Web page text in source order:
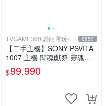
TVGAME360 恐龍電玩-台
中店
8650
【二手主機】SONY PSVITA
1007 主機 闇魂獻祭 靈魂祭
品 附充電器 USB傳輸線 PS
VITA PSV
$99,990